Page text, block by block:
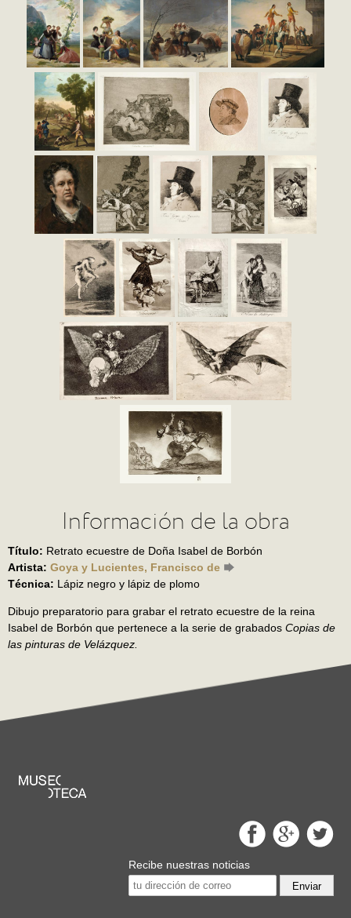
Información de la obra
Título: Retrato ecuestre de Doña Isabel de Borbón
Artista: Goya y Lucientes, Francisco de
Técnica: Lápiz negro y lápiz de plomo
Dibujo preparatorio para grabar el retrato ecuestre de la reina
Isabel de Borbón que pertenece a la serie de grabados Copias de
las pinturas de Velázquez.
Recibe nuestras noticias
Enviar